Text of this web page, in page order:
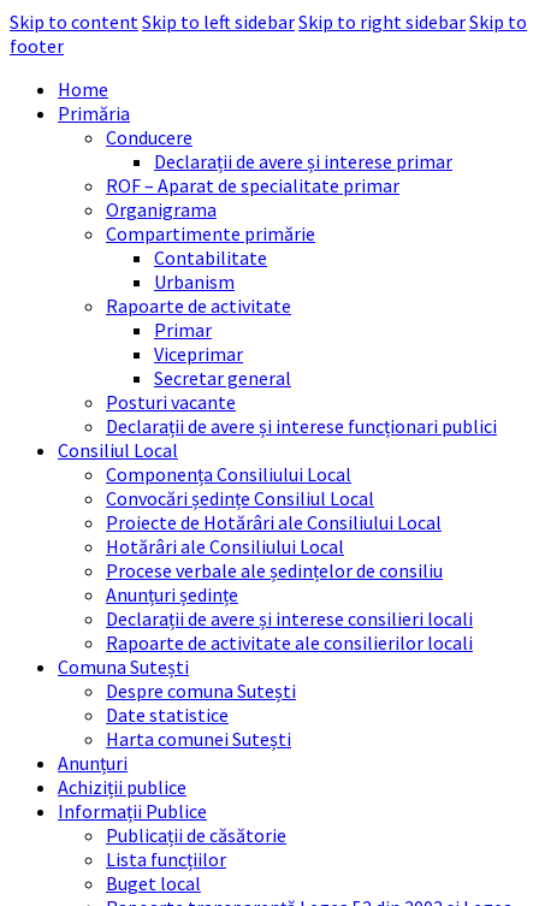
Skip to contentSkip to left sidebarSkip to right sidebarSkip to
footer
Home
Primăria
Conducere
Declarații de avere și interese primar
ROF – Aparat de specialitate primar
Organigrama
Compartimente primărie
Contabilitate
Urbanism
Rapoarte de activitate
Primar
Viceprimar
Secretar general
Posturi vacante
Declarații de avere și interese funcționari publici
Consiliul Local
Componența Consiliului Local
Convocări ședințe Consiliul Local
Proiecte de Hotărâri ale Consiliului Local
Hotărâri ale Consiliului Local
Procese verbale ale ședințelor de consiliu
Anunțuri ședințe
Declarații de avere și interese consilieri locali
Rapoarte de activitate ale consilierilor locali
Comuna Sutești
Despre comuna Sutești
Date statistice
Harta comunei Sutești
Anunțuri
Achiziții publice
Informații Publice
Publicații de căsătorie
Lista funcțiilor
Buget local